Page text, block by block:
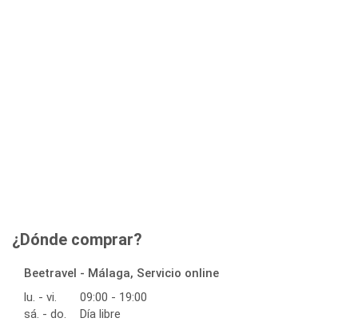
¿Dónde comprar?
Beetravel - Málaga, Servicio online
lu. - vi.
09:00 - 19:00
sá. - do.
Día libre